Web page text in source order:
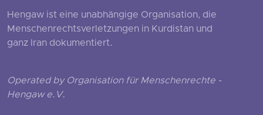
Hengaw ist eine unabhängige Organisation, die
Menschenrechtsverletzungen in Kurdistan und
ganz Iran dokumentiert.
Operated by Organisation für Menschenrechte -
Hengaw e.V.